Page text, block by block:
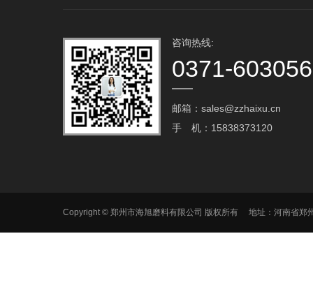
咨询热线:
0371-
邮箱：sales@zzhaixu.cn
手 机：15838373120
Copyright © 郑州市海旭磨料有限公司 版权所有 地址：河南省